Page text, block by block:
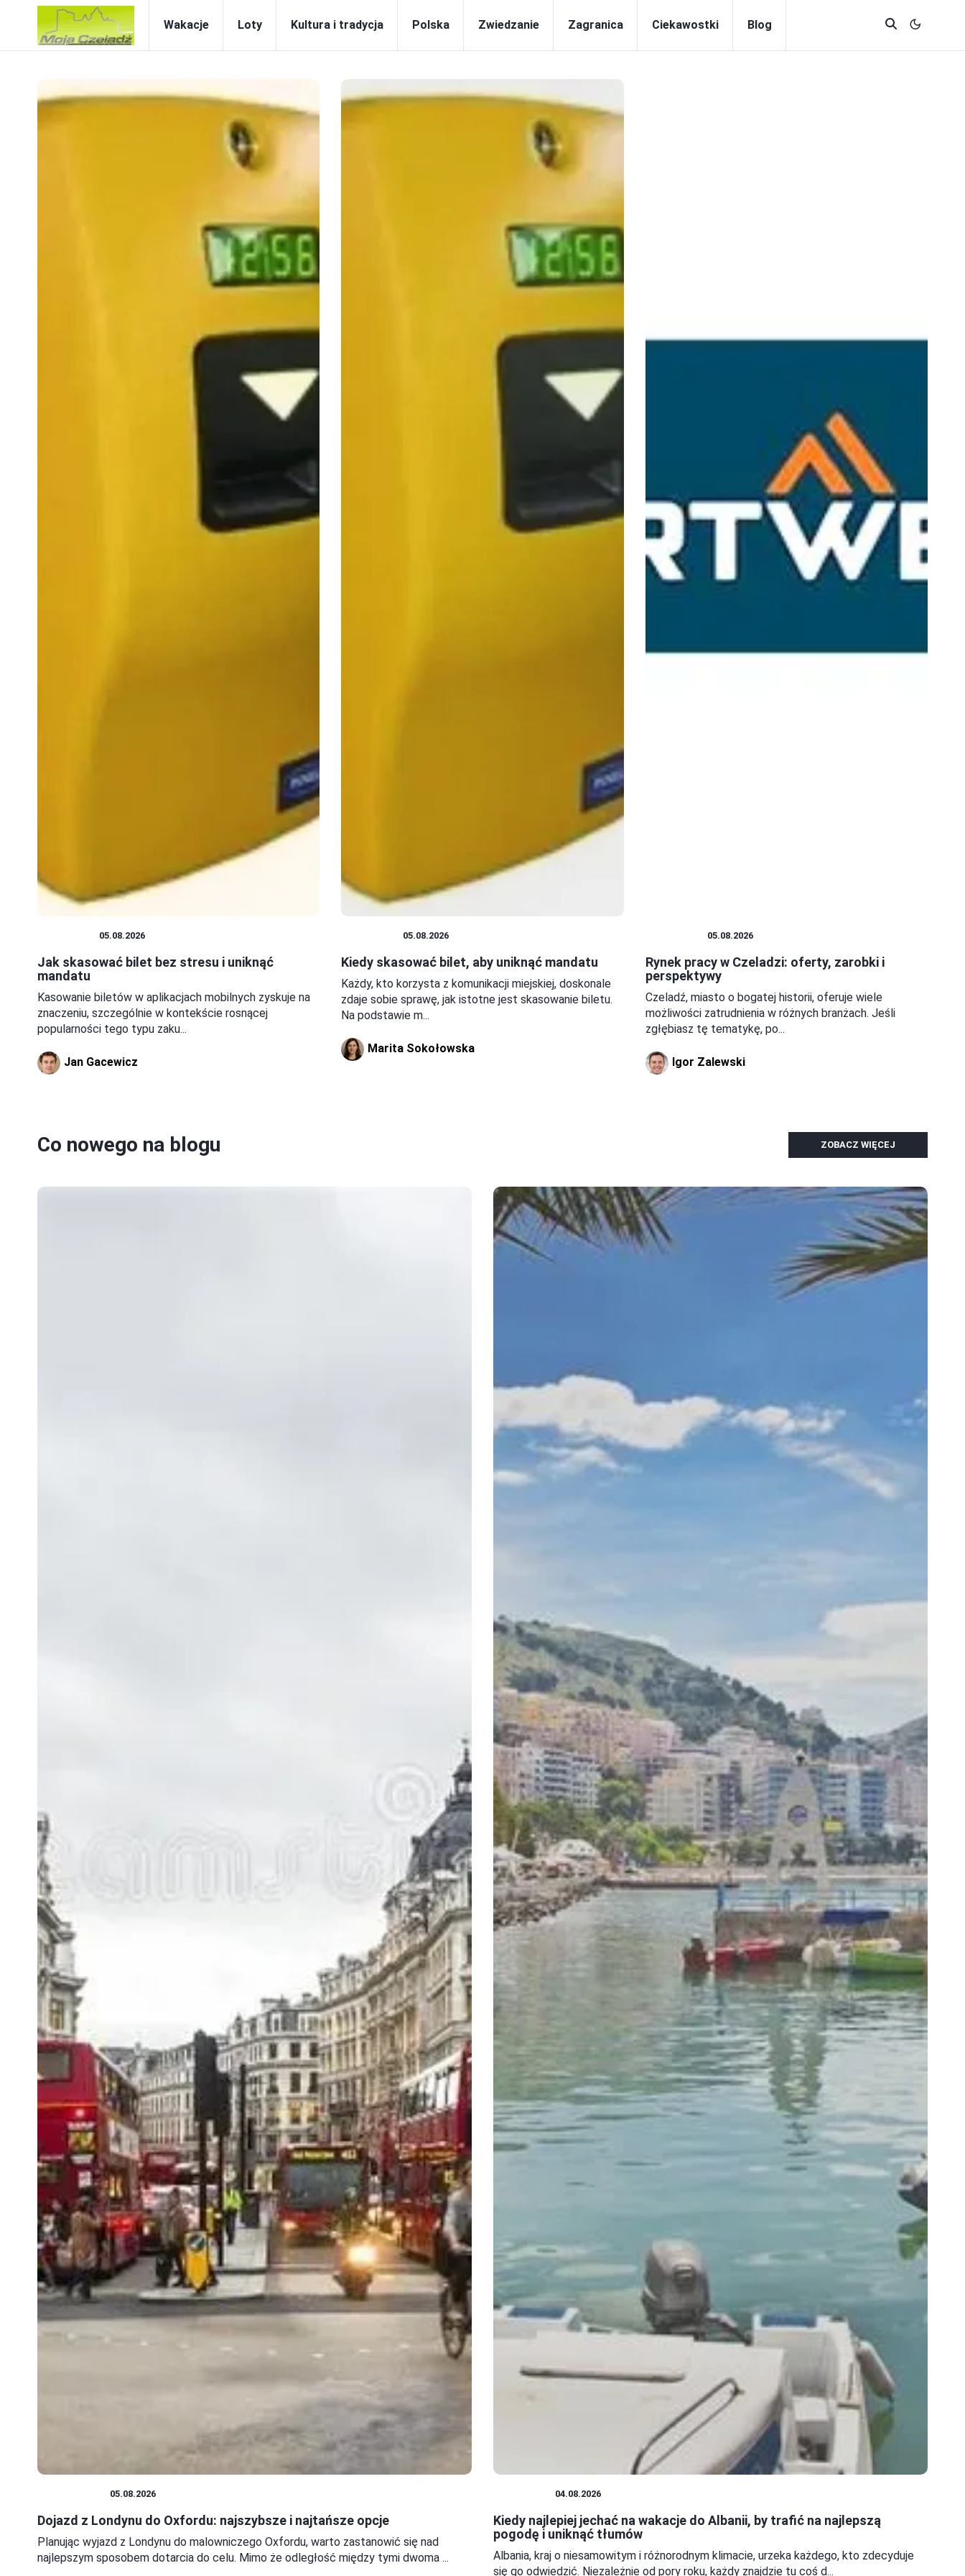
Wakacje Loty Kultura i tradycja Polska Zwiedzanie Zagranica Ciekawostki Blog
05.08.2026
Jak skasować bilet bez stresu i uniknąć
mandatu
Kasowanie biletów w aplikacjach mobilnych zyskuje na
znaczeniu, szczególnie w kontekście rosnącej
popularności tego typu zaku...
Jan Gacewicz
05.08.2026
Kiedy skasować bilet, aby uniknąć mandatu
Każdy, kto korzysta z komunikacji miejskiej, doskonale
zdaje sobie sprawę, jak istotne jest skasowanie biletu.
Na podstawie m...
Marita Sokołowska
05.08.2026
Rynek pracy w Czeladzi: oferty, zarobki i
perspektywy
Czeladź, miasto o bogatej historii, oferuje wiele
możliwości zatrudnienia w różnych branżach. Jeśli
zgłębiasz tę tematykę, po...
Igor Zalewski
Co nowego na blogu ZOBACZ WIĘCEJ
05.08.2026
Dojazd z Londynu do Oxfordu: najszybsze i najtańsze opcje
Planując wyjazd z Londynu do malowniczego Oxfordu, warto zastanowić się nad
najlepszym sposobem dotarcia do celu. Mimo że odległość między tymi dwoma ...
04.08.2026
Kiedy najlepiej jechać na wakacje do Albanii, by trafić na najlepszą
pogodę i uniknąć tłumów
Albania, kraj o niesamowitym i różnorodnym klimacie, urzeka każdego, kto zdecyduje
się go odwiedzić. Niezależnie od pory roku, każdy znajdzie tu coś d...